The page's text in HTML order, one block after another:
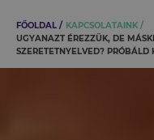
FŐOLDAL
KAPCSOLATAINK
UGYANAZT ÉREZZÜK, DE
SZERETETNYELVED? PRÓBÁLD